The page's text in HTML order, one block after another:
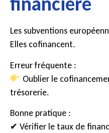
Les subventions
Elles cofinancent.
Erreur fréquente :
Oublier le
trésorerie.
Bonne pratique :
✔ Vérifier le taux de